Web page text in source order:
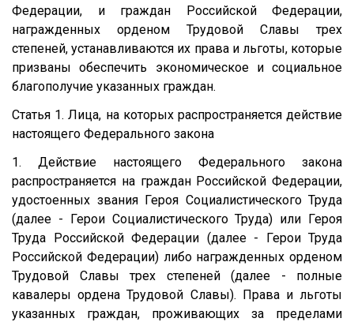
Федерации, и граждан Российской Федерации,
награжденных орденом Трудовой Славы трех
степеней, устанавливаются их права и льготы, которые
призваны обеспечить экономическое и социальное
благополучие указанных граждан.
Статья 1. Лица, на которых распространяется действие
настоящего Федерального закона
1. Действие настоящего Федерального закона
распространяется на граждан Российской Федерации,
удостоенных звания Героя Социалистического Труда
(далее - Герои Социалистического Труда) или Героя
Труда Российской Федерации (далее - Герои Труда
Российской Федерации) либо награжденных орденом
Трудовой Славы трех степеней (далее - полные
кавалеры ордена Трудовой Славы). Права и льготы
указанных граждан, проживающих за пределами